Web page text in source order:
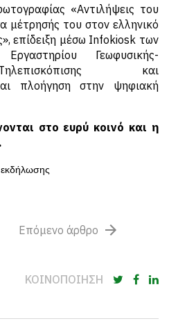
«Αντιλήψεις του
μέτρησής του στον ελληνικό
επίδειξη μέσω Infokiosk των
Γεωφυσικής-
και
πλοήγηση στην ψηφιακή
στο ευρύ κοινό και η
Επόμενο άρθρο
ΚΟΙΝΟΠΟΙΗΣΗ